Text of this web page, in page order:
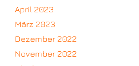
April 2023
März 2023
Dezember 2022
November 2022